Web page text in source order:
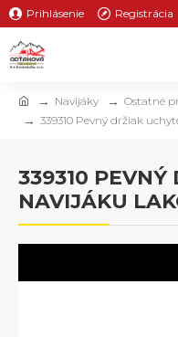
Prihlásenie Registrácia
Navijáky
Ostatné
339310 Pevný držiak
339310 PEVNÝ
NAVIJÁKU